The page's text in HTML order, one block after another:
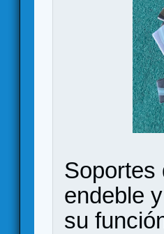
Soportes
endeble
su